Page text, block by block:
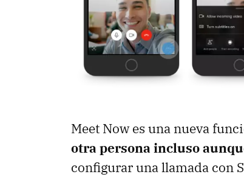
Meet Now es una nueva
otra persona incluso
configurar una llamada con